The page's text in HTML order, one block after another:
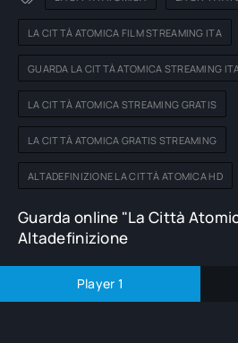
LA CITTÀ ATOMICA FILM STREAMING ITA
GUARDA LA CITTÀ ATOMICA STREAMING
LA CITTÀ ATOMICA STREAMING GRATIS
LA CITTÀ ATOMICA GRATIS STREAMING
ALTADEFINIZIONE LA CITTÀ ATOMICA HD
Guarda online "La Città
Altadefinizione
Player 1